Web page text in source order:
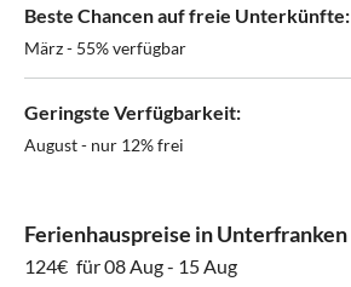
Beste Chancen auf freie Unterkünfte:
März - 55% verfügbar
Geringste Verfügbarkeit:
August - nur 12% frei
Ferienhauspreise in Unterfranken
124€ für 08 Aug - 15 Aug